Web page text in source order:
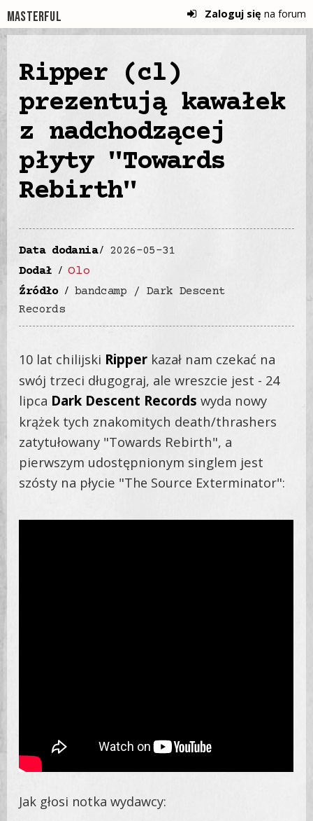
Masterful Zaloguj się na forum
Ripper (cl)
prezentują kawałek
z nadchodzącej
płyty "Towards
Rebirth"
Data dodania 2026-05-31
Dodał
Olo
Źródło bandcamp / Dark Descent
Records
10 lat chilijski Ripper kazał nam czekać na
swój trzeci długograj, ale wreszcie jest - 24
lipca Dark Descent Recordswyda nowy
krążek tych znakomitych death/thrashers
zatytułowany "Towards Rebirth", a
pierwszym udostępnionym singlem jest
szósty na płycie "The Source Exterminator":
Jak głosi notka wydawcy: